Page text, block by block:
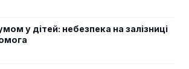
у дітей: небезпека на залізниці